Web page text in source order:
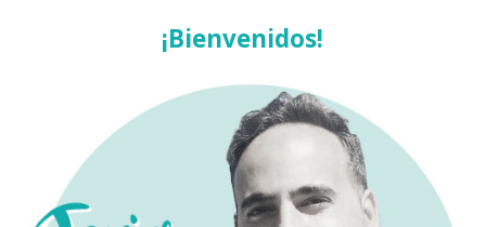
¡Bienvenidos!